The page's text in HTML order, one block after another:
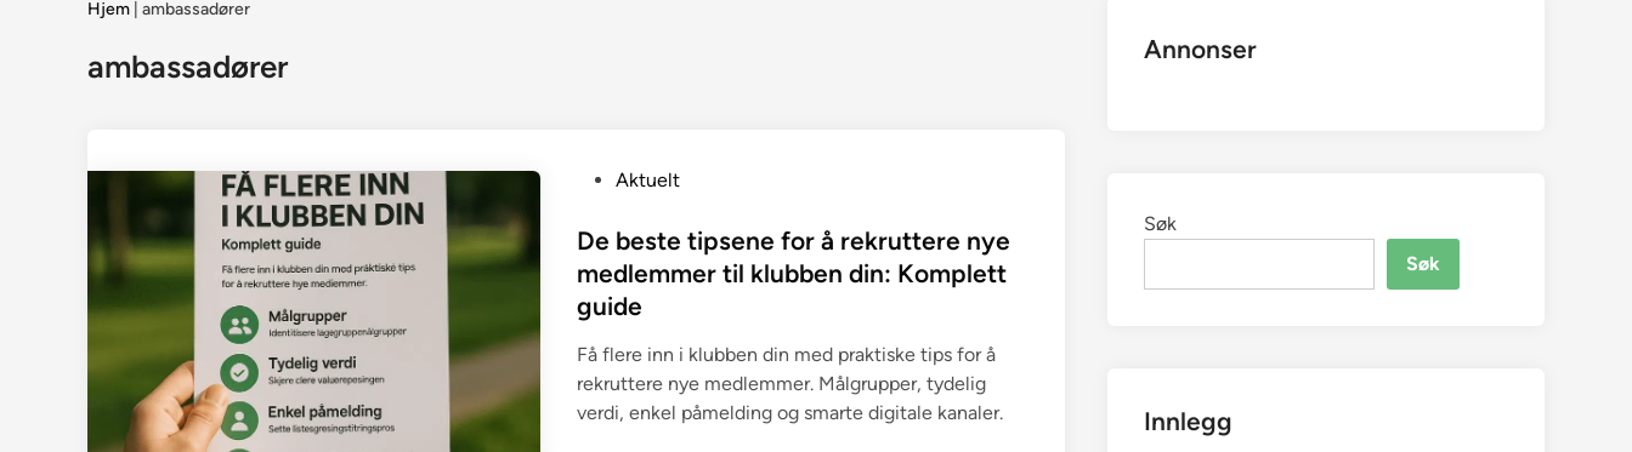
Hjem ambassadører
ambassadører
s
t
d
i
n
Aktuelt
De beste tipsene for å rekruttere nye
medlemmer til klubben din: Komplett
guide
Få flere inn i klubben din med praktiske tips for å
rekruttere nye medlemmer. Målgrupper, tydelig
verdi, enkel påmelding og smarte digitale kanaler.
Annonser
Søk
Søk
Innlegg